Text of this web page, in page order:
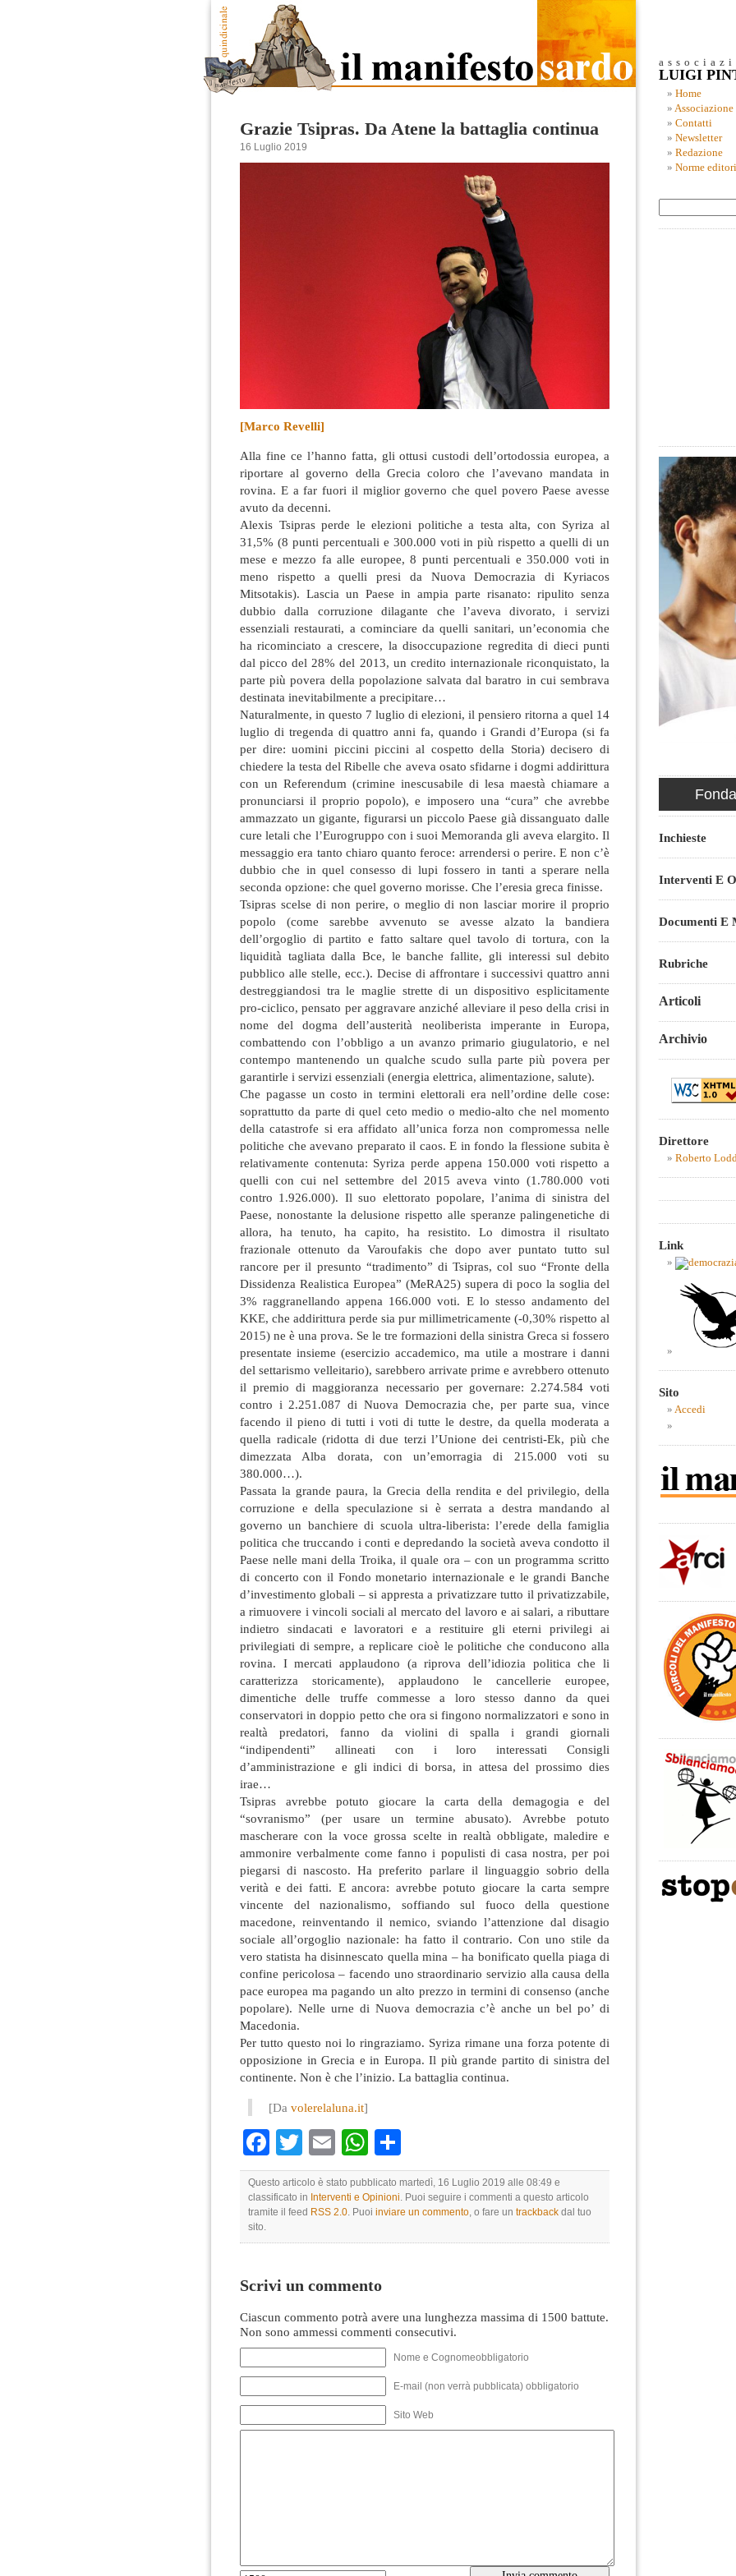
Grazie Tsipras. Da Atene la battaglia continua
16 Luglio 2019
[Marco Revelli]
Alla fine ce l’hanno fatta, gli ottusi custodi dell’ortodossia europea, a
riportare al governo della Grecia coloro che l’avevano mandata in
rovina. E a far fuori il miglior governo che quel povero Paese avesse
avuto da decenni.
Alexis Tsipras perde le elezioni politiche a testa alta, con Syriza al
31,5% (8 punti percentuali e 300.000 voti in più rispetto a quelli di un
mese e mezzo fa alle europee, 8 punti percentuali e 350.000 voti in
meno rispetto a quelli presi da Nuova Democrazia di Kyriacos
Mitsotakis). Lascia un Paese in ampia parte risanato: ripulito senza
dubbio dalla corruzione dilagante che l’aveva divorato, i servizi
essenziali restaurati, a cominciare da quelli sanitari, un’economia che
ha ricominciato a crescere, la disoccupazione regredita di dieci punti
dal picco del 28% del 2013, un credito internazionale riconquistato, la
parte più povera della popolazione salvata dal baratro in cui sembrava
destinata inevitabilmente a precipitare…
Naturalmente, in questo 7 luglio di elezioni, il pensiero ritorna a quel 14
luglio di tregenda di quattro anni fa, quando i Grandi d’Europa (si fa
per dire: uomini piccini piccini al cospetto della Storia) decisero di
chiedere la testa del Ribelle che aveva osato sfidarne i dogmi addirittura
con un Referendum (crimine inescusabile di lesa maestà chiamare a
pronunciarsi il proprio popolo), e imposero una “cura” che avrebbe
ammazzato un gigante, figurarsi un piccolo Paese già dissanguato dalle
cure letali che l’Eurogruppo con i suoi Memoranda gli aveva elargito. Il
messaggio era tanto chiaro quanto feroce: arrendersi o perire. E non c’è
dubbio che in quel consesso di lupi fossero in tanti a sperare nella
seconda opzione: che quel governo morisse. Che l’eresia greca finisse.
Tsipras scelse di non perire, o meglio di non lasciar morire il proprio
popolo (come sarebbe avvenuto se avesse alzato la bandiera
dell’orgoglio di partito e fatto saltare quel tavolo di tortura, con la
liquidità tagliata dalla Bce, le banche fallite, gli interessi sul debito
pubblico alle stelle, ecc.). Decise di affrontare i successivi quattro anni
destreggiandosi tra le maglie strette di un dispositivo esplicitamente
pro-ciclico, pensato per aggravare anziché alleviare il peso della crisi in
nome del dogma dell’austerità neoliberista imperante in Europa,
combattendo con l’obbligo a un avanzo primario giugulatorio, e nel
contempo mantenendo un qualche scudo sulla parte più povera per
garantirle i servizi essenziali (energia elettrica, alimentazione, salute).
Che pagasse un costo in termini elettorali era nell’ordine delle cose:
soprattutto da parte di quel ceto medio o medio-alto che nel momento
della catastrofe si era affidato all’unica forza non compromessa nelle
politiche che avevano preparato il caos. E in fondo la flessione subita è
relativamente contenuta: Syriza perde appena 150.000 voti rispetto a
quelli con cui nel settembre del 2015 aveva vinto (1.780.000 voti
contro 1.926.000). Il suo elettorato popolare, l’anima di sinistra del
Paese, nonostante la delusione rispetto alle speranze palingenetiche di
allora, ha tenuto, ha capito, ha resistito. Lo dimostra il risultato
frazionale ottenuto da Varoufakis che dopo aver puntato tutto sul
rancore per il presunto “tradimento” di Tsipras, col suo “Fronte della
Dissidenza Realistica Europea” (MeRA25) supera di poco la soglia del
3% raggranellando appena 166.000 voti. E lo stesso andamento del
KKE, che addirittura perde sia pur millimetricamente (-0,30% rispetto al
2015) ne è una prova. Se le tre formazioni della sinistra Greca si fossero
presentate insieme (esercizio accademico, ma utile a mostrare i danni
del settarismo velleitario), sarebbero arrivate prime e avrebbero ottenuto
il premio di maggioranza necessario per governare: 2.274.584 voti
contro i 2.251.087 di Nuova Democrazia che, per parte sua, vince
facendo il pieno di tutti i voti di tutte le destre, da quella moderata a
quella radicale (ridotta di due terzi l’Unione dei centristi-Ek, più che
dimezzata Alba dorata, con un’emorragia di 215.000 voti su
380.000…).
Passata la grande paura, la Grecia della rendita e del privilegio, della
corruzione e della speculazione si è serrata a destra mandando al
governo un banchiere di scuola ultra-liberista: l’erede della famiglia
politica che truccando i conti e depredando la società aveva condotto il
Paese nelle mani della Troika, il quale ora – con un programma scritto
di concerto con il Fondo monetario internazionale e le grandi Banche
d’investimento globali – si appresta a privatizzare tutto il privatizzabile,
a rimuovere i vincoli sociali al mercato del lavoro e ai salari, a ributtare
indietro sindacati e lavoratori e a restituire gli eterni privilegi ai
privilegiati di sempre, a replicare cioè le politiche che conducono alla
rovina. I mercati applaudono (a riprova dell’idiozia politica che li
caratterizza storicamente), applaudono le cancellerie europee,
dimentiche delle truffe commesse a loro stesso danno da quei
conservatori in doppio petto che ora si fingono normalizzatori e sono in
realtà predatori, fanno da violini di spalla i grandi giornali
“indipendenti” allineati con i loro interessati Consigli
d’amministrazione e gli indici di borsa, in attesa del prossimo dies
irae…
Tsipras avrebbe potuto giocare la carta della demagogia e del
“sovranismo” (per usare un termine abusato). Avrebbe potuto
mascherare con la voce grossa scelte in realtà obbligate, maledire e
ammonire verbalmente come fanno i populisti di casa nostra, per poi
piegarsi di nascosto. Ha preferito parlare il linguaggio sobrio della
verità e dei fatti. E ancora: avrebbe potuto giocare la carta sempre
vincente del nazionalismo, soffiando sul fuoco della questione
macedone, reinventando il nemico, sviando l’attenzione dal disagio
sociale all’orgoglio nazionale: ha fatto il contrario. Con uno stile da
vero statista ha disinnescato quella mina – ha bonificato quella piaga di
confine pericolosa – facendo uno straordinario servizio alla causa della
pace europea ma pagando un alto prezzo in termini di consenso (anche
popolare). Nelle urne di Nuova democrazia c’è anche un bel po’ di
Macedonia.
Per tutto questo noi lo ringraziamo. Syriza rimane una forza potente di
opposizione in Grecia e in Europa. Il più grande partito di sinistra del
continente. Non è che l’inizio. La battaglia continua.
[Da volerelaluna.it]
Facebook
TwitterEmailWhatsApp
Questo articolo è stato pubblicato martedì, 16 Luglio 2019 alle 08:49 e
classificato in Interventi e Opinioni. Puoi seguire i commenti a questo articolo
tramite il feed RSS 2.0. Puoi inviare un commento, o fare un trackback dal tuo
sito.
Scrivi un commento
Ciascun commento potrà avere una lunghezza massima di 1500 battute.
Non sono ammessi commenti consecutivi.
Nome e Cognomeobbligatorio
E-mail (non verrà pubblicata) obbligatorio
Sito Web
LUIGI
Home
Associazione
Contatti
Newsletter
Redazione
Norme
Inchieste
Interventi E
Documenti E
Rubriche
Articoli
Archivio
Direttore
Roberto
Link
Sito
Accedi